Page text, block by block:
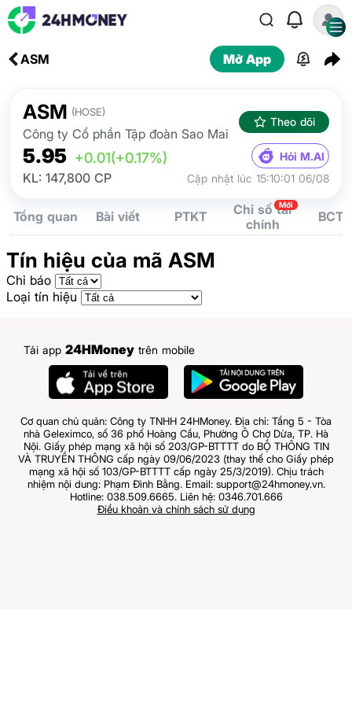
ASM Mở App
ASM (HOSE)
Công ty Cổ phần Tập đoàn Sao Mai
Theo dõi
5.95 +0.01(+0.17%) Hỏi M.AI
KL: 147,800 CP Cập nhật lúc 15:10:01 06/08
Tổng quan Bài viết PTKT
Chỉ số tài
chính
Mới
BCTC
Tín hiệu của mã ASM
Chỉ báo
Loại tín hiệu
Tải app 24HMoney trên mobile
Cơ quan chủ quản: Công ty TNHH 24HMoney. Địa chỉ: Tầng 5 - Tòa
nhà Geleximco, số 36 phố Hoàng Cầu, Phường Ô Chợ Dừa, TP. Hà
Nội. Giấy phép mạng xã hội số 203/GP-BTTTT do BỘ THÔNG TIN
VÀ TRUYỀN THÔNG cấp ngày 09/06/2023 (thay thế cho Giấy phép
mạng xã hội số 103/GP-BTTTT cấp ngày 25/3/2019). Chịu trách
nhiệm nội dung: Phạm Đình Bằng. Email: support@24hmoney.vn.
Hotline: 038.509.6665. Liên hệ: 0346.701.666
Điều khoản và chính sách sử dụng